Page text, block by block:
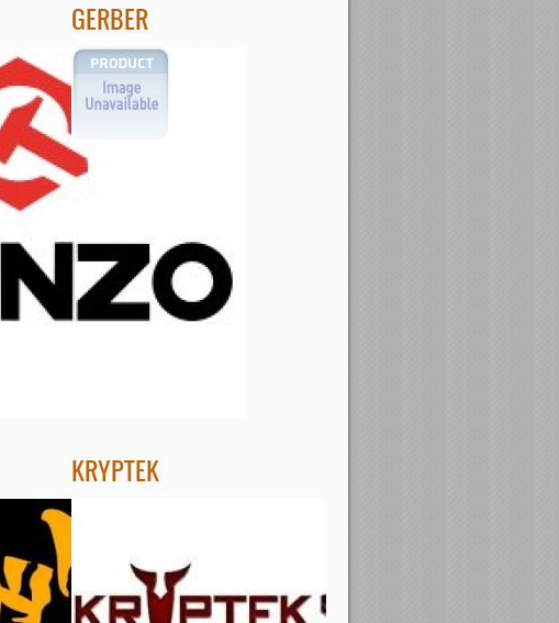
GERBER
KRYPTEK